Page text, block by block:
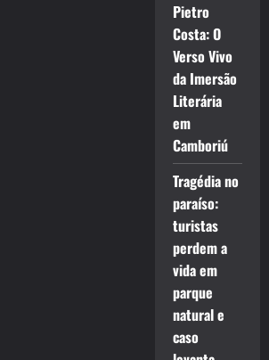
Pietro
Costa: O
Verso Vivo
da Imersão
Literária
em
Camboriú
Tragédia no
paraíso:
turistas
perdem a
vida em
parque
natural e
caso